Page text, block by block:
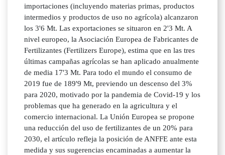
importaciones (incluyendo materias primas, productos
intermedios y productos de uso no agrícola) alcanzaron
los 3'6 Mt. Las exportaciones se situaron en 2'3 Mt. A
nivel europeo, la Asociación Europea de Fabricantes de
Fertilizantes (Fertilizers Europe), estima que en las tres
últimas campañas agrícolas se han aplicado anualmente
de media 17'3 Mt. Para todo el mundo el consumo de
2019 fue de 189'9 Mt, previendo un descenso del 3%
para 2020, motivado por la pandemia de Covid-19 y los
problemas que ha generado en la agricultura y el
comercio internacional. La Unión Europea se propone
una reducción del uso de fertilizantes de un 20% para
2030, el artículo refleja la posición de ANFFE ante esta
medida y sus sugerencias encaminadas a aumentar la